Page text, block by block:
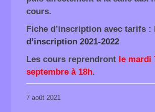
cours.
Fiche d’inscription avec tarifs :
d’inscription 2021-2022
Les cours reprendront le mardi
septembre à 18h.
7 août 2021